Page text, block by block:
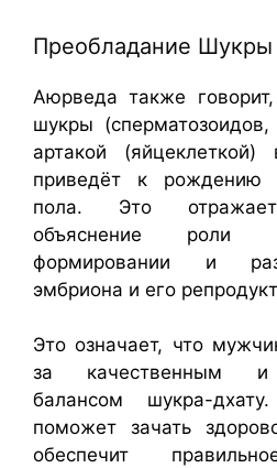
Преобладание Шукры
Аюрведа также
шукры
артакой
приведёт к рождению
пола. Это отражает
объяснение роли
формировании и
эмбриона и его
Это означает, что
за качественным и
балансом шукра-
поможет зачать
обеспечит